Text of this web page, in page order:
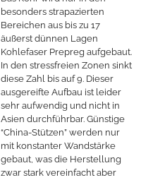
besonders strapazierten
Bereichen aus bis zu 17
äußerst dünnen Lagen
Kohlefaser Prepreg aufgebaut.
In den stressfreien Zonen sinkt
diese Zahl bis auf 9. Dieser
ausgereifte Aufbau ist leider
sehr aufwendig und nicht in
Asien durchführbar. Günstige
“China-Stützen” werden nur
mit konstanter Wandstärke
gebaut, was die Herstellung
zwar stark vereinfacht aber